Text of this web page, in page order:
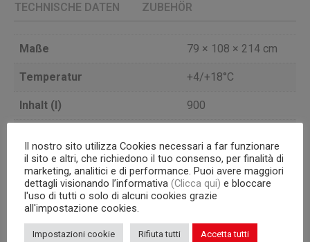
TECHNISCHE DATEN
ZUBEHÖR
Maße 79 × 108 × 214 cm
Temperatur +4/+18°C
Inhalt (l) 900
Kondensatoreinheit a bordo
Version SCHOKOLADE
Interne Kapazität
mm
Il nostro sito utilizza Cookies necessari a far funzionare
il sito e altri, che richiedono il tuo consenso, per finalità di
marketing, analitici e di performance. Puoi avere maggiori
dettagli visionando l’informativa (Clicca qui) e bloccare
l'uso di tutti o solo di alcuni cookies grazie
all'impostazione cookies.
Impostazioni cookie Rifiuta tutti Accetta tutti